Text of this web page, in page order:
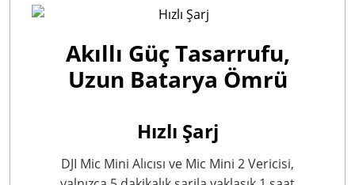
Akıllı Güç Tasarrufu,
Uzun Batarya Ömrü
Hızlı Şarj
DJI Mic Mini Alıcısı ve Mic Mini 2 Vericisi,